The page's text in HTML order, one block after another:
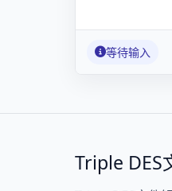
等待输入
Triple DES